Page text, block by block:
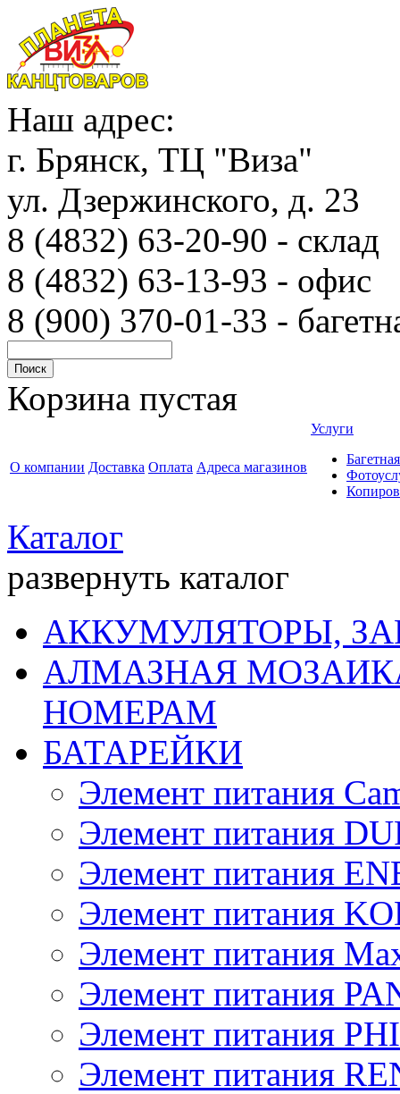
Наш адрес:
г. Брянск, ТЦ "Виза"
ул. Дзержинского, д. 23
8 (4832) 63-20-90 -
8 (4832) 63-13-93 - офис
8 (900) 370-01-33 -
Корзина пустая
О компании Доставка Оплата Адреса магазинов
Услуги
Каталог
развернуть каталог
АККУМУЛЯТОРЫ,
АЛМАЗНАЯ
НОМЕРАМ
БАТАРЕЙКИ
Элемент питания
Элемент питания
Элемент питания
Элемент питания
Элемент питания
Элемент питания
Элемент питания
Элемент питания